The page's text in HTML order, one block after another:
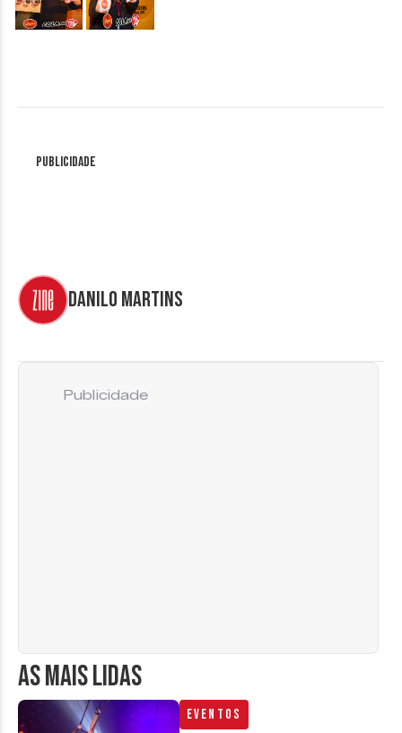
Publicidade
Danilo Martins
AS MAIS LIDAS
Eventos
Publicidade